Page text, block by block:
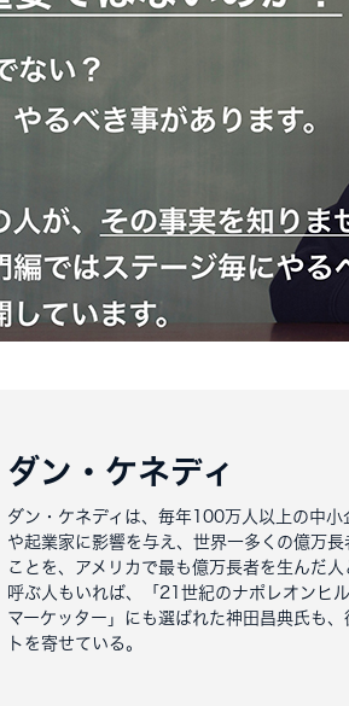
ダン・ケネディ
ダン・ケネディは、毎年100万人以上の中
や起業家に影響を与え、世界一多くの億万
ことを、アメリカで最も億万長者を生んだ
呼ぶ人もいれば、「21世紀のナポレオンヒ
マーケッター」にも選ばれた神田昌典氏も
トを寄せている。